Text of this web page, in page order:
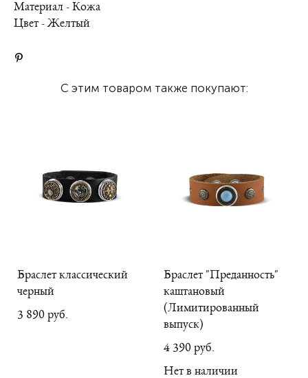
Материал - Кожа
Цвет - Желтый
С этим товаром также покупают:
Браслет классический
черный
3 890 pуб.
Браслет "Преданность"
каштановый
(Лимитированный
выпуск)
4 390 pуб.
Нет в наличии